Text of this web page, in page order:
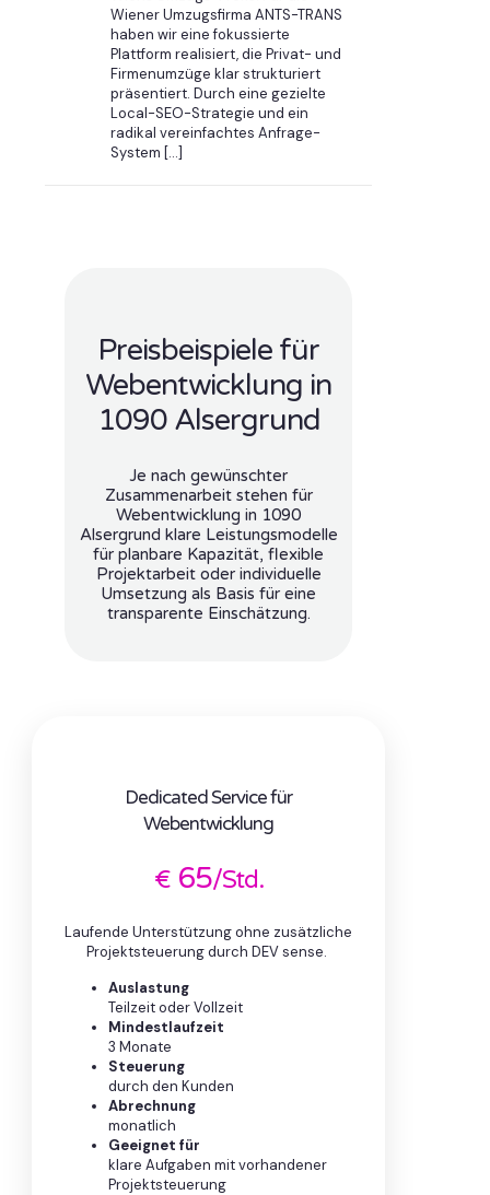
Wiener Umzugsfirma ANTS-TRANS
haben wir eine fokussierte
Plattform realisiert, die Privat- und
Firmenumzüge klar strukturiert
präsentiert. Durch eine gezielte
Local-SEO-Strategie und ein
radikal vereinfachtes Anfrage-
System […]
Preisbeispiele für
Webentwicklung in
1090 Alsergrund
Je nach gewünschter
Zusammenarbeit stehen für
Webentwicklung in 1090
Alsergrund klare Leistungsmodelle
für planbare Kapazität, flexible
Projektarbeit oder individuelle
Umsetzung als Basis für eine
transparente Einschätzung.
Dedicated Service für
Webentwicklung
€65/Std.
Laufende Unterstützung ohne zusätzliche
Projektsteuerung durch DEV sense.
Auslastung
Teilzeit oder Vollzeit
Mindestlaufzeit
3 Monate
Steuerung
durch den Kunden
Abrechnung
monatlich
Geeignet für
klare Aufgaben mit vorhandener
Projektsteuerung